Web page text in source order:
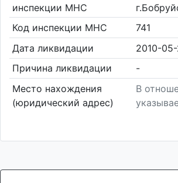
инспекции МНС
Код инспекции МНС
741
Дата ликвидации
2010-
Причина ликвидации
-
Место нахождения
(юридический адрес)
В